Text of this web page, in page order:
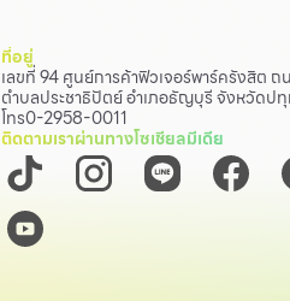
ที่อยู่
เลขที่ 94 ศูนย์การค้าฟิวเจอร์พาร์ครังสิต
ตำบลประชาธิปัตย์ อำเภอธัญบุรี จังหวัดป
โทร0-2958-0011
ติดตามเราผ่านทางโซเชียลมีเดีย